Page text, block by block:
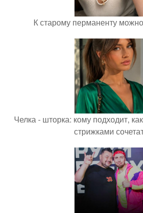
К старому перманенту
Челка - шторка: кому подходит,
стрижками